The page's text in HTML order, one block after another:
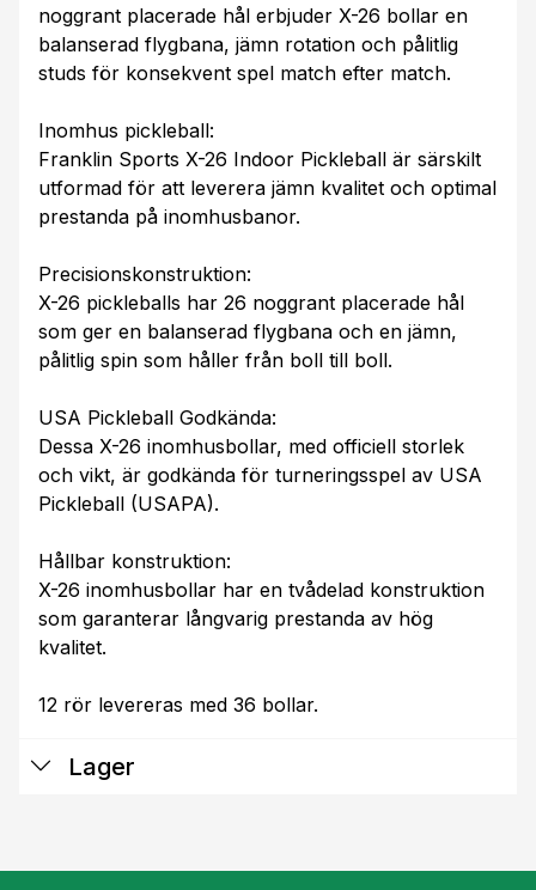
noggrant placerade hål erbjuder X-26 bollar en
balanserad flygbana, jämn rotation och pålitlig
studs för konsekvent spel match efter match.
Inomhus pickleball:
Franklin Sports X-26 Indoor Pickleball är särskilt
utformad för att leverera jämn kvalitet och optimal
prestanda på inomhusbanor.
Precisionskonstruktion:
X-26 pickleballs har 26 noggrant placerade hål
som ger en balanserad flygbana och en jämn,
pålitlig spin som håller från boll till boll.
USA Pickleball Godkända:
Dessa X-26 inomhusbollar, med officiell storlek
och vikt, är godkända för turneringsspel av USA
Pickleball (USAPA).
Hållbar konstruktion:
X-26 inomhusbollar har en tvådelad konstruktion
som garanterar långvarig prestanda av hög
kvalitet.
12 rör levereras med 36 bollar.
Lager